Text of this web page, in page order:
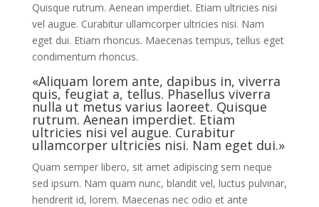
Quisque rutrum. Aenean imperdiet. Etiam ultricies nisi
vel augue. Curabitur ullamcorper ultricies nisi. Nam
eget dui. Etiam rhoncus. Maecenas tempus, tellus eget
condimentum rhoncus.
«Aliquam lorem ante, dapibus in, viverra
quis, feugiat a, tellus. Phasellus viverra
nulla ut metus varius laoreet. Quisque
rutrum. Aenean imperdiet. Etiam
ultricies nisi vel augue. Curabitur
ullamcorper ultricies nisi. Nam eget dui.»
Quam semper libero, sit amet adipiscing sem neque
sed ipsum. Nam quam nunc, blandit vel, luctus pulvinar,
hendrerit id, lorem. Maecenas nec odio et ante